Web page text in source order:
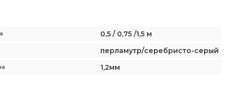
0,5 / 0,75 /1,5 м
перламутр/серебристо-серый
1,2мм